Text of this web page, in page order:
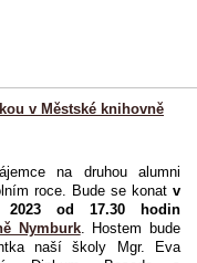
v Městské knihovně
na druhou alumni
roce. Bude se konat v
od 17.30 hodin
Nymburk. Hostem bude
naší školy Mgr. Eva